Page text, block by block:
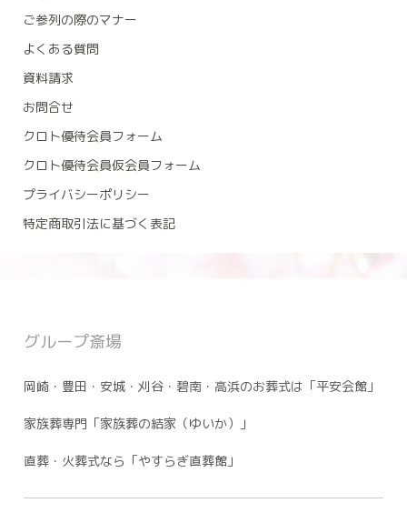
ご参列の際のマナー
よくある質問
資料請求
お問合せ
クロト優待会員フォーム
クロト優待会員仮会員フォーム
プライバシーポリシー
特定商取引法に基づく表記
グループ斎場
岡崎・豊田・安城・刈谷・碧南・高浜のお葬式は「平安会館」
家族葬専門「家族葬の結家（ゆいか）」
直葬・火葬式なら「やすらぎ直葬館」